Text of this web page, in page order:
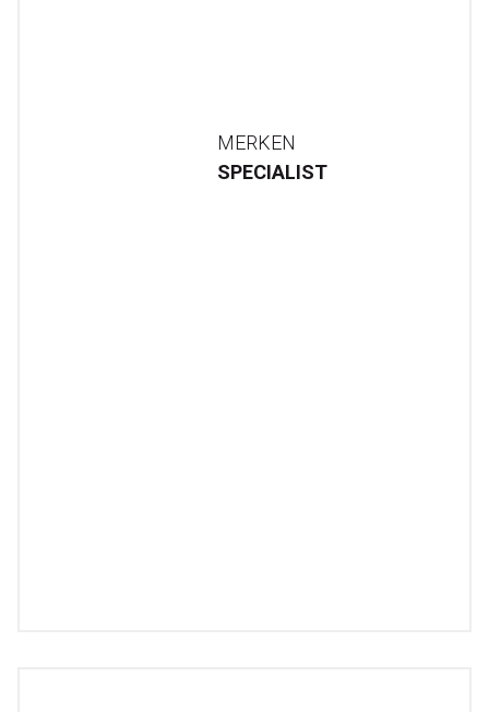
MERKEN
SPECIALIST